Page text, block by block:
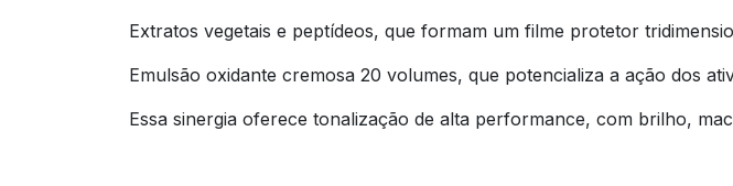
Extratos vegetais e peptídeos, que formam um filme protetor
Emulsão oxidante cremosa 20 volumes, que potencializa a ação dos
Essa sinergia oferece tonalização de alta performance, com brilho,